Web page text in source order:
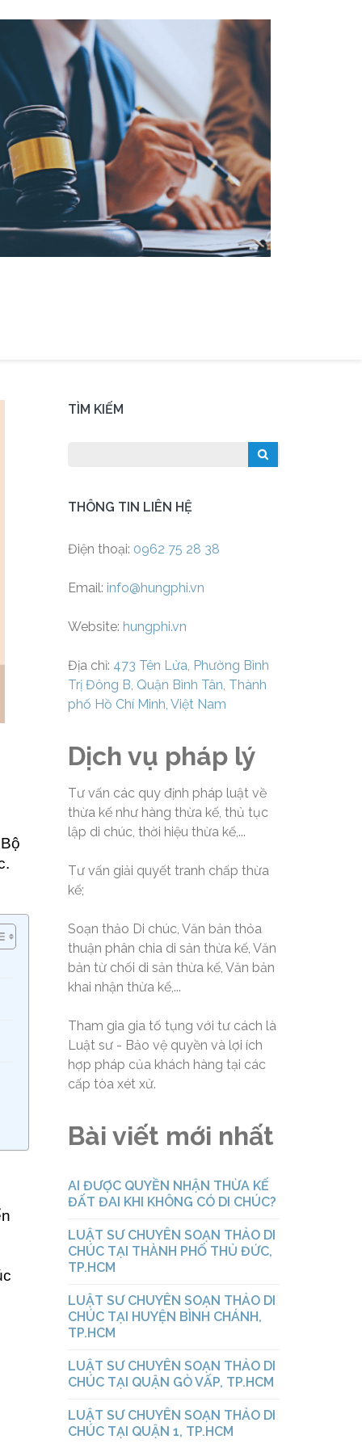
TÌM KIẾM
THÔNG TIN LIÊN HỆ
Điện thoại: 0962 75 28 38
Email: info@hungphi.vn
Website: hungphi.vn
Địa chỉ: 473 Tên Lửa, Phường Bình
Trị Đông B, Quận Bình Tân, Thành
phố Hồ Chí Minh, Việt Nam
Dịch vụ pháp lý
Tư vấn các quy định pháp luật về
thừa kế như hàng thừa kế, thủ tục
lập di chúc, thời hiệu thừa kế,...
Tư vấn giải quyết tranh chấp thừa
kế;
Soạn thảo Di chúc, Văn bản thỏa
thuận phân chia di sản thừa kế, Văn
bản từ chối di sản thừa kế, Văn bản
khai nhận thừa kế,...
Tham gia gia tố tụng với tư cách là
Luật sư - Bảo vệ quyền và lợi ích
hợp pháp của khách hàng tại các
cấp tòa xét xử.
Bài viết mới nhất
AI ĐƯỢC QUYỀN NHẬN THỪA KẾ
ĐẤT ĐAI KHI KHÔNG CÓ DI CHÚC?
LUẬT SƯ CHUYÊN SOẠN THẢO DI
CHÚC TẠI THÀNH PHỐ THỦ ĐỨC,
TP.HCM
LUẬT SƯ CHUYÊN SOẠN THẢO DI
CHÚC TẠI HUYỆN BÌNH CHÁNH,
TP.HCM
LUẬT SƯ CHUYÊN SOẠN THẢO DI
CHÚC TẠI QUẬN GÒ VẤP, TP.HCM
LUẬT SƯ CHUYÊN SOẠN THẢO DI
CHÚC TẠI QUẬN 1, TP.HCM